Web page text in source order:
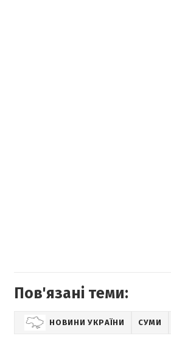
Пов'язані теми:
НОВИНИ УКРАЇНИ СУМИ